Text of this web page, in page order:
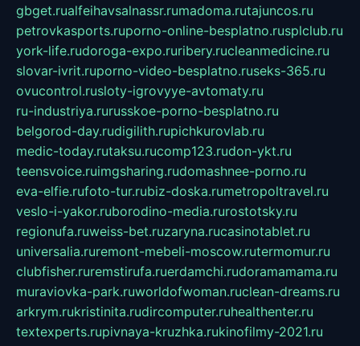
gbget.rualfeihavsalnassr.rumadoma.rutajuncos.ru
petrovkasports.ruporno-online-besplatno.rusplclub.ru
york-life.rudoroga-expo.ruribery.rucleanmedicine.ru
slovar-ivrit.ruporno-video-besplatno.ruseks-365.ru
ovucontrol.rusloty-igrovyye-avtomaty.ru
ru-industriya.rurusskoe-porno-besplatno.ru
belgorod-day.rudigilith.rupichkurovlab.ru
medic-today.rutaksu.rucomp123.rudon-ykt.ru
teensvoice.ruimgsharing.rudomashnee-porno.ru
eva-elfie.rufoto-tur.rubiz-doska.rumetropoltravel.ru
veslo-i-yakor.ruborodino-media.rurostotsky.ru
regionufa.ruweiss-bet.ruzaryna.rucasinotablet.ru
universalia.ruremont-mebeli-moscow.rutermomur.ru
clubfisher.ruremstirufa.ruerdamchi.rudoramamama.ru
muraviovka-park.ruworldofwoman.ruclean-dreams.ru
arkrym.rukristinita.rudircomputer.ruhealthenter.ru
textexperts.rupivnaya-kruzhka.rukinofilmy-2021.ru